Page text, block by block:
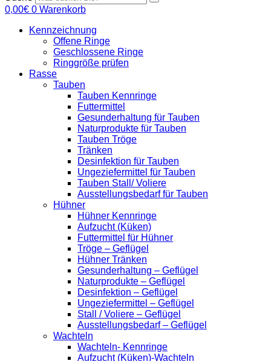
0,00€ 0 Warenkorb
Kennzeichnung
Offene Ringe
Geschlossene Ringe
Ringgröße prüfen
Rasse
Tauben
Tauben Kennringe
Futtermittel
Gesunderhaltung für Tauben
Naturprodukte für Tauben
Tauben Tröge
Tränken
Desinfektion für Tauben
Ungeziefermittel für Tauben
Tauben Stall/ Voliere
Ausstellungsbedarf für Tauben
Hühner
Hühner Kennringe
Aufzucht (Küken)
Futtermittel für Hühner
Tröge – Geflügel
Hühner Tränken
Gesunderhaltung – Geflügel
Naturprodukte – Geflügel
Desinfektion – Geflügel
Ungeziefermittel – Geflügel
Stall / Voliere – Geflügel
Ausstellungsbedarf – Geflügel
Wachteln
Wachteln- Kennringe
Aufzucht (Küken)-Wachteln